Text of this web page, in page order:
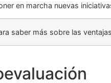
en marcha nuevas
saber más sobre las